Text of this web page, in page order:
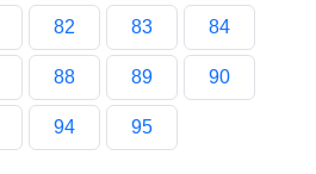
82 83 84
88 89 90
94 95